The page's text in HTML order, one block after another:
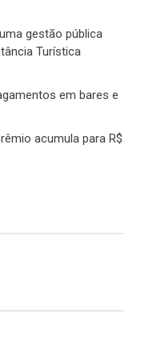
gestão pública
Turística
em bares e
acumula para R$